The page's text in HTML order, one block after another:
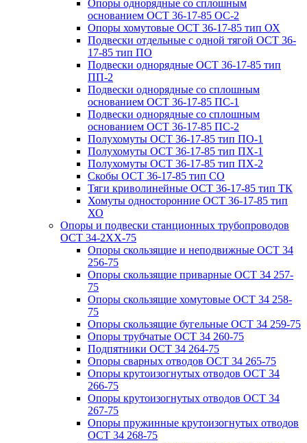
Опоры однорядные со сплошным
основанием ОСТ 36-17-85 ОС-2
Опоры хомутовые ОСТ 36-17-85 тип ОХ
Подвески отдельные с одной тягой ОСТ 36-
17-85 тип ПО
Подвески однорядные ОСТ 36-17-85 тип
ПП-2
Подвески однорядные со сплошным
основанием ОСТ 36-17-85 ПС-1
Подвески однорядные со сплошным
основанием ОСТ 36-17-85 ПС-2
Полухомуты ОСТ 36-17-85 тип ПО-1
Полухомуты ОСТ 36-17-85 тип ПХ-1
Полухомуты ОСТ 36-17-85 тип ПХ-2
Скобы ОСТ 36-17-85 тип СО
Тяги криволинейные ОСТ 36-17-85 тип ТК
Хомуты односторонние ОСТ 36-17-85 тип
ХО
Опоры и подвески станционных трубопроводов
ОСТ 34-2XX-75
Опоры скользящие и неподвижные ОСТ 34
256-75
Опоры скользящие приварные ОСТ 34 257-
75
Опоры скользящие хомутовые ОСТ 34 258-
75
Опоры скользящие бугельные ОСТ 34 259-75
Опоры трубчатые ОСТ 34 260-75
Подпятники ОСТ 34 264-75
Опоры сварных отводов ОСТ 34 265-75
Опоры крутоизогнутых отводов ОСТ 34
266-75
Опоры крутоизогнутых отводов ОСТ 34
267-75
Опоры пружинные крутоизогнутых отводов
ОСТ 34 268-75